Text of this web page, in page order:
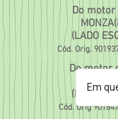
Do
(LADO
Cód. Orig.
Do motor
(LADO
Cód. Orig
Em